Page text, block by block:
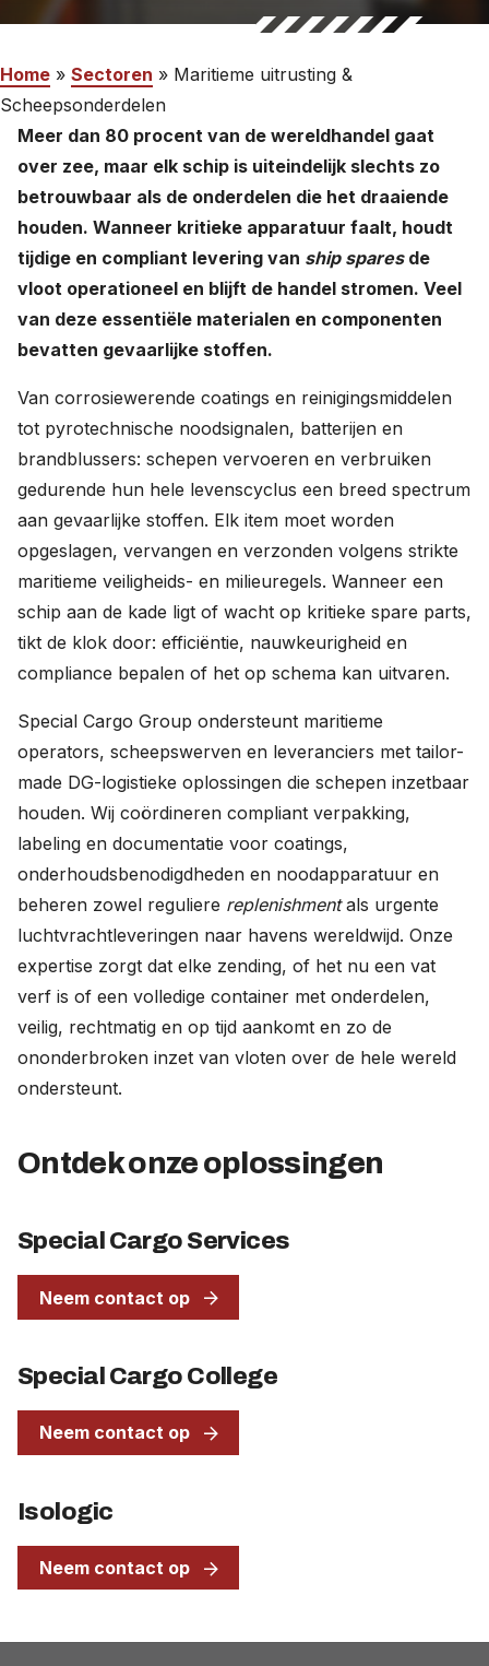
Home » Sectoren » Maritieme uitrusting &
Scheepsonderdelen
Meer dan 80 procent van de wereldhandel gaat
over zee, maar elk schip is uiteindelijk slechts zo
betrouwbaar als de onderdelen die het draaiende
houden. Wanneer kritieke apparatuur faalt, houdt
tijdige en compliant levering van ship sparesde
vloot operationeel en blijft de handel stromen. Veel
van deze essentiële materialen en componenten
bevatten gevaarlijke stoffen.
Van corrosiewerende coatings en reinigingsmiddelen
tot pyrotechnische noodsignalen, batterijen en
brandblussers: schepen vervoeren en verbruiken
gedurende hun hele levenscyclus een breed spectrum
aan gevaarlijke stoffen. Elk item moet worden
opgeslagen, vervangen en verzonden volgens strikte
maritieme veiligheids- en milieuregels. Wanneer een
schip aan de kade ligt of wacht op kritieke spare parts,
tikt de klok door: efficiëntie, nauwkeurigheid en
compliance bepalen of het op schema kan uitvaren.
Special Cargo Group ondersteunt maritieme
operators, scheepswerven en leveranciers met tailor-
made DG-logistieke oplossingen die schepen inzetbaar
houden. Wij coördineren compliant verpakking,
labeling en documentatie voor coatings,
onderhoudsbenodigdheden en noodapparatuur en
beheren zowel reguliere replenishmentals urgente
luchtvrachtleveringen naar havens wereldwijd. Onze
expertise zorgt dat elke zending, of het nu een vat
verf is of een volledige container met onderdelen,
veilig, rechtmatig en op tijd aankomt en zo de
ononderbroken inzet van vloten over de hele wereld
ondersteunt.
Ontdek onze oplossingen
Special Cargo Services
Neem contact op
Special Cargo College
Neem contact op
Isologic
Neem contact op
Nederlands